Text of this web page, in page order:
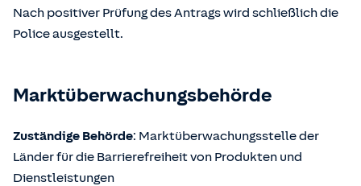
Nach positiver Prüfung des Antrags wird schließlich die
Police ausgestellt.
Marktüberwachungsbehörde
Zuständige Behörde: Marktüberwachungsstelle der
Länder für die Barrierefreiheit von Produkten und
Dienstleistungen